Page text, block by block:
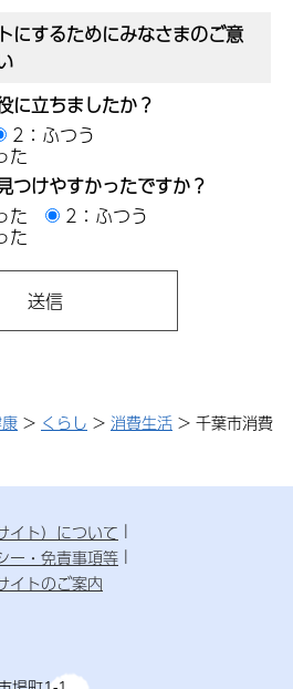
にするためにみなさまのご意
に立ちましたか？
2：ふつう
た
つけやすかったですか？
た
2：ふつう
た
> くらし > 消費生活 > 千葉市消費
イト）について
ー・免責事項等
イトのご案内